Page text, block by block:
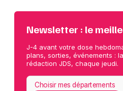
Newsletter : le
J-4 avant votre dose
plans, sorties, événements :
rédaction JDS, chaque jeudi.
Choisir mes départements